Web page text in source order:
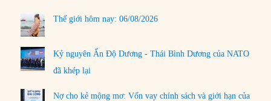
Thế giới hôm nay: 06/08/2026
Kỷ nguyên Ấn Độ Dương - Thái Bình Dương của NATO
đã khép lại
Nợ cho kẻ mộng mơ: Vốn vay chính sách và giới hạn của